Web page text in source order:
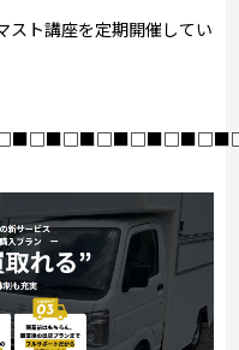
スト講座を定期開催してい